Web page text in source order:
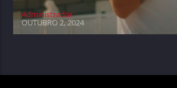
Administrador
OUTUBRO 2, 2024